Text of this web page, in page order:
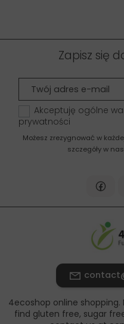
Zapisz się
Akceptuję ogólne
prywatności
Możesz zrezygnować w
szczegóły w
4ecoshop online
find gluten free, sugar